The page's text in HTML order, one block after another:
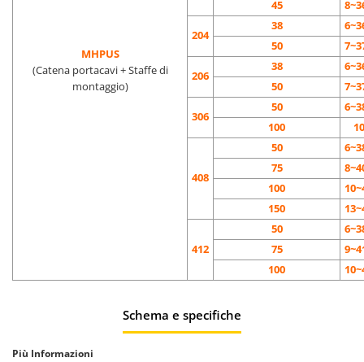
MHPUS
(Catena portacavi + Staffe di
montaggio)
45
204
38
50
206
38
50
306
50
100
408
50
75
100
150
412
50
75
100
Schema e specifiche
Più Informazioni